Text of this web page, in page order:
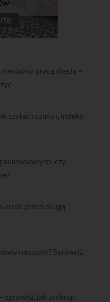
praca diesla –
czytać rozmiar, indeks
aluminiowych, czy
aucie przed długą
na upały? Sprawdź,
sprawdź, jak uniknąć